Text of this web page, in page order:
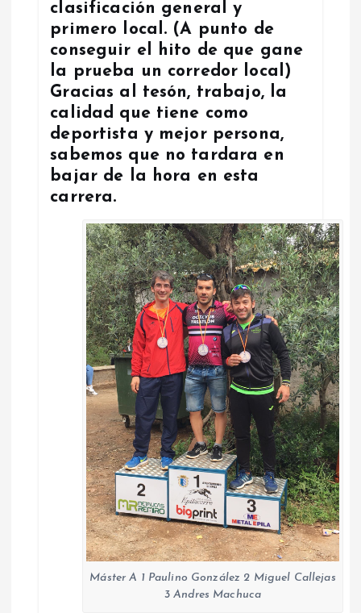
clasificación general y
primero local. (A punto de
conseguir el hito de que gane
la prueba un corredor local)
Gracias al tesón, trabajo, la
calidad que tiene como
deportista y mejor persona,
sabemos que no tardara en
bajar de la hora en esta
carrera.
Máster A 1 Paulino González 2 Miguel Callejas
3 Andres Machuca